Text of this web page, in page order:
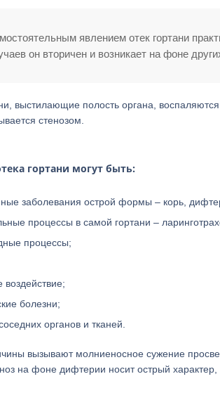
явлением отек гортани
он вторичен и возникает на фоне
выстилающие полость органа,
стенозом.
гортани могут быть:
заболевания острой формы – корь,
процессы в самой гортани –
процессы;
воздействие;
болезни;
органов и тканей.
вызывают молниеносное сужение
на фоне дифтерии носит острый